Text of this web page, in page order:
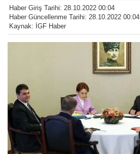
Haber Giriş Tarihi: 28.10.2022 00:04
Haber Güncellenme Tarihi: 28.10.2022 00:04
Kaynak: İGF Haber